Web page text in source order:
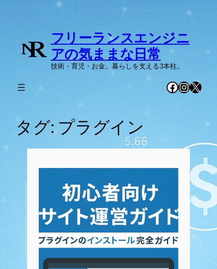
フリーランスエンジニ
アの気ままな日常
技術・育児・お金。暮らしを支える3本柱。
Facebook
X
タグ:プラグイン